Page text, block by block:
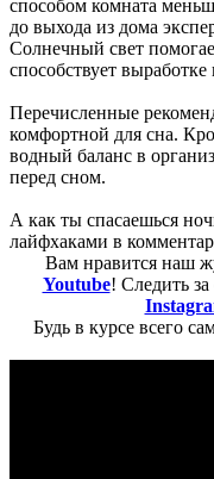
способом комната
до выхода из дома
Солнечный свет
способствует
Перечисленные
комфортной для сна.
водный баланс в
перед сном.
А как ты спасаешься
лайфхаками в
Вам нравится наш
Youtube! Следить
Будь в курсе всего